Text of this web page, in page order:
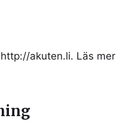
akuten.li. Läs mer